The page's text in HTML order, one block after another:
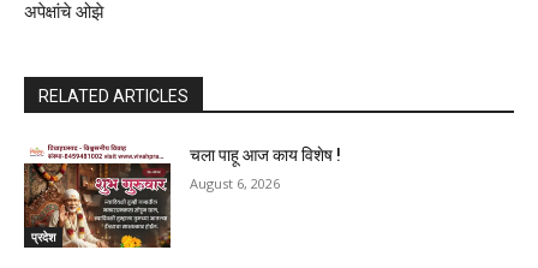
अपेक्षांचे ओझे
RELATED ARTICLES
प्रदेश
चला पाहू आज काय विशेष !
August 6, 2026